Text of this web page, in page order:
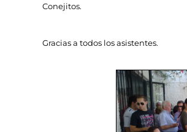
Conejitos.
Gracias a todos los asistentes.